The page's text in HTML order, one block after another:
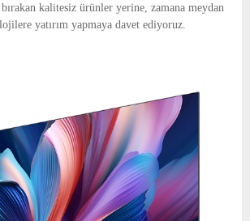
kalitesiz ürünler yerine, zamana meydan
yatırım yapmaya davet ediyoruz.